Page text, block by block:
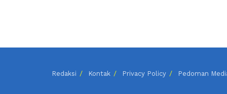
Redaksi Kontak Privacy Policy Pedoman